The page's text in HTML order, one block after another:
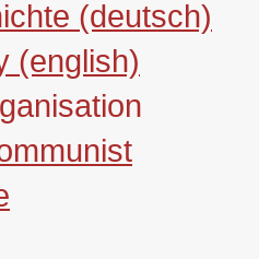
(deutsch)
(english)